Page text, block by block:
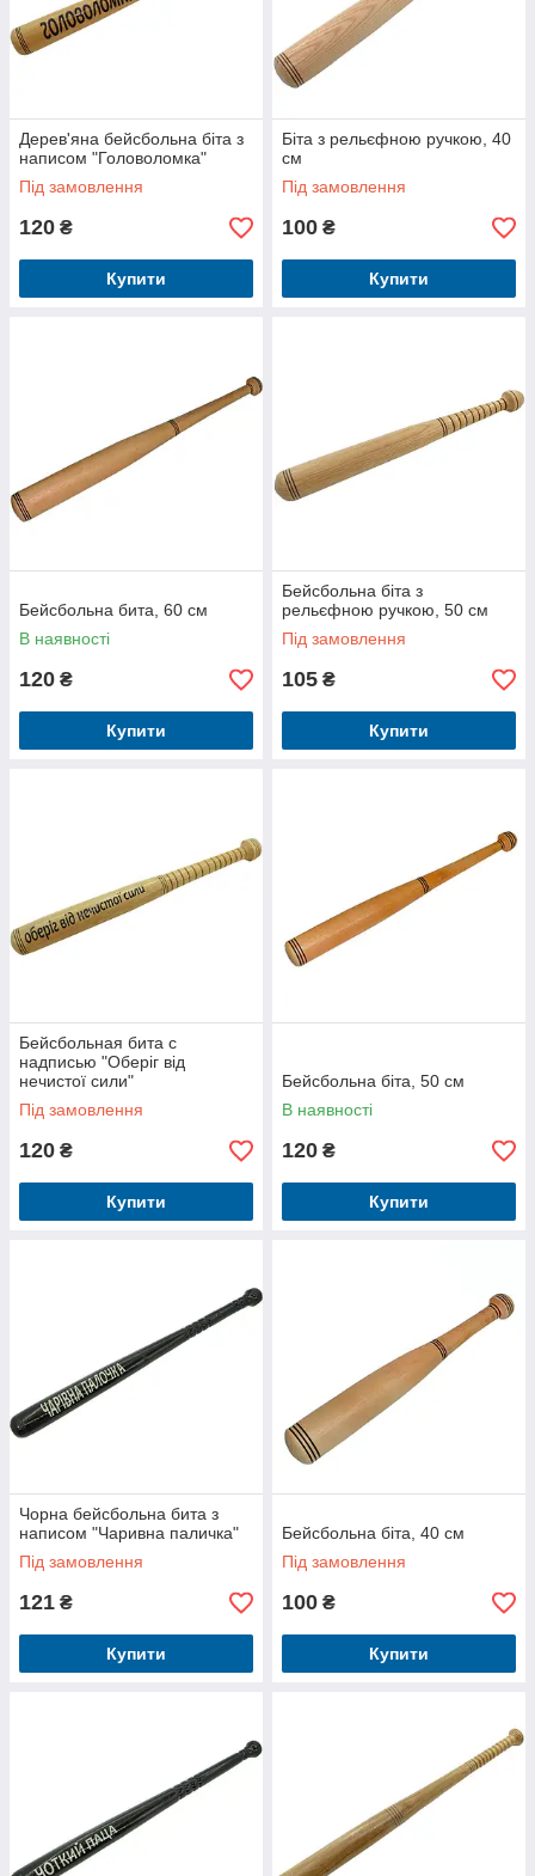
Дерев'яна бейсбольна біта з
написом "Головоломка"
Під замовлення
120 ₴
Купити
Біта з рельєфною ручкою, 40
см
Під замовлення
100 ₴
Купити
Бейсбольна бита, 60 см
В наявності
120 ₴
Купити
Бейсбольна біта з
рельєфною ручкою, 50 см
Під замовлення
105 ₴
Купити
Бейсбольная бита с
надписью "Оберіг від
нечистої сили"
Під замовлення
120 ₴
Купити
Бейсбольна біта, 50 см
В наявності
120 ₴
Купити
Чорна бейсбольна бита з
написом "Чаривна паличка"
Під замовлення
121 ₴
Купити
Бейсбольна біта, 40 см
Під замовлення
100 ₴
Купити